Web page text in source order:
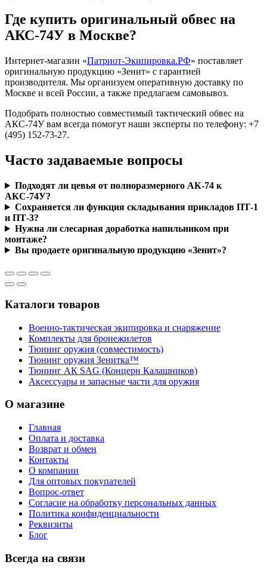
Где купить оригинальный обвес на
АКС-74У в Москве?
Интернет-магазин «Патриот-Экипировка.РФ» поставляет
оригинальную продукцию «Зенит» с гарантией
производителя. Мы организуем оперативную доставку по
Москве и всей России, а также предлагаем самовывоз.
Подобрать полностью совместимый тактический обвес на
АКС-74У вам всегда помогут наши эксперты по телефону: +7
(495) 152-73-27.
Часто задаваемые вопросы
Подходят ли цевья от полноразмерного АК-74 к
АКС-74У?
Сохраняется ли функция складывания прикладов ПТ-1
и ПТ-3?
Нужна ли слесарная доработка напильником при
монтаже?
Вы продаете оригинальную продукцию «Зенит»?
Каталоги товаров
Военно-тактическая экипировка и снаряжение
Комплекты для бронежилетов
Тюнинг оружия (совместимость)
Тюнинг оружия Зенитка™
Тюнинг АК SAG (Концерн Калашников)
Аксессуары и запасные части для оружия
О магазине
Главная
Оплата и доставка
Возврат и обмен
Контакты
О компании
Для оптовых покупателей
Вопрос-ответ
Согласие на обработку персональных данных
Политика конфиденциальности
Реквизиты
Блог
Всегда на связи